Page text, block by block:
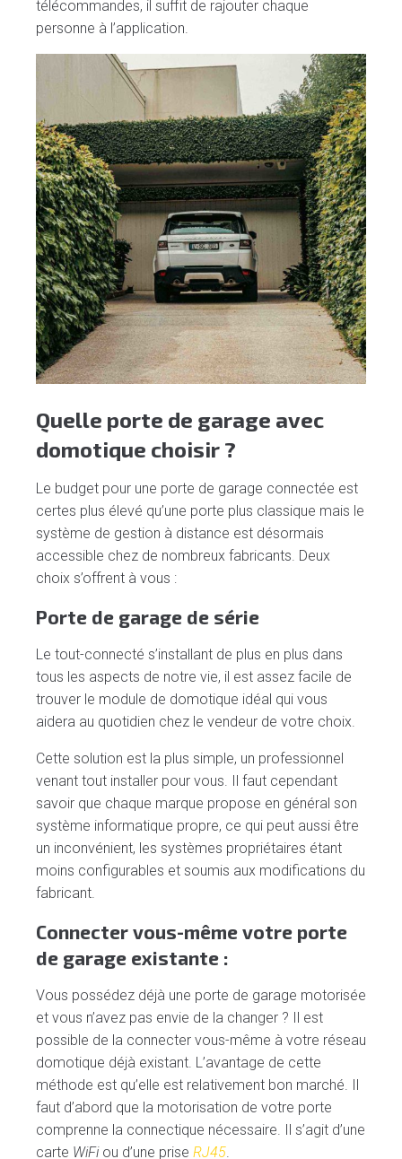
télécommandes, il suffit de rajouter chaque
personne à l’application.
Quelle porte de garage avec
domotique choisir ?
Le budget pour une porte de garage connectée est
certes plus élevé qu’une porte plus classique mais le
système de gestion à distance est désormais
accessible chez de nombreux fabricants. Deux
choix s’offrent à vous :
Porte de garage de série
Le tout-connecté s’installant de plus en plus dans
tous les aspects de notre vie, il est assez facile de
trouver le module de domotique idéal qui vous
aidera au quotidien chez le vendeur de votre choix.
Cette solution est la plus simple, un professionnel
venant tout installer pour vous. Il faut cependant
savoir que chaque marque propose en général son
système informatique propre, ce qui peut aussi être
un inconvénient, les systèmes propriétaires étant
moins configurables et soumis aux modifications du
fabricant.
Connecter vous-même votre porte
de garage existante :
Vous possédez déjà une porte de garage motorisée
et vous n’avez pas envie de la changer ? Il est
possible de la connecter vous-même à votre réseau
domotique déjà existant. L’avantage de cette
méthode est qu’elle est relativement bon marché. Il
faut d’abord que la motorisation de votre porte
comprenne la connectique nécessaire. Il s’agit d’une
carte WiFiou d’une prise RJ45.